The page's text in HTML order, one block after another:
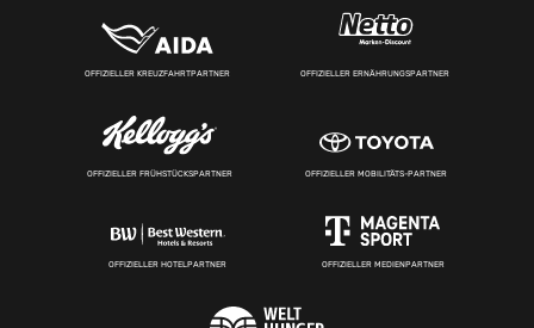
OFFIZIELLER KREUZFAHRTPARTNER OFFIZIELLER ERNÄHRUNGSPARTNER
OFFIZIELLER FRÜHSTÜCKSPARTNER OFFIZIELLER MOBILITÄTS-PARTNER
OFFIZIELLER HOTELPARTNER OFFIZIELLER MEDIENPARTNER